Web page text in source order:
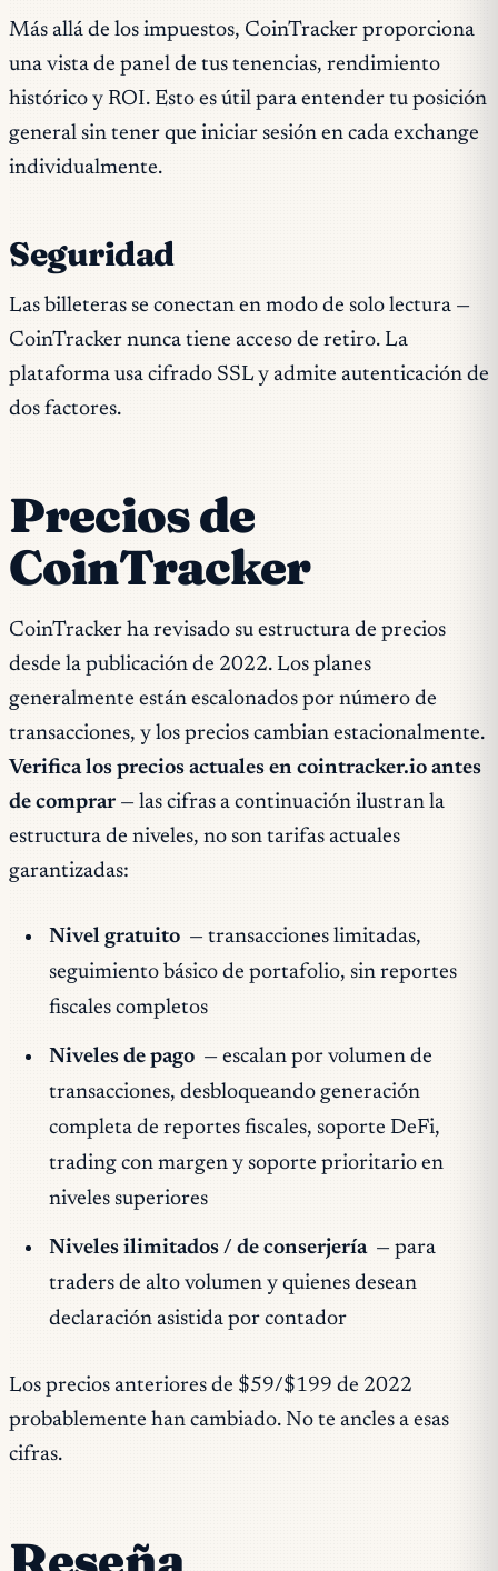
Más allá de los impuestos, CoinTracker proporciona
una vista de panel de tus tenencias, rendimiento
histórico y ROI. Esto es útil para entender tu posición
general sin tener que iniciar sesión en cada exchange
individualmente.
Seguridad
Las billeteras se conectan en modo de solo lectura —
CoinTracker nunca tiene acceso de retiro. La
plataforma usa cifrado SSL y admite autenticación de
dos factores.
Precios de
CoinTracker
CoinTracker ha revisado su estructura de precios
desde la publicación de 2022. Los planes
generalmente están escalonados por número de
transacciones, y los precios cambian estacionalmente.
Verifica los precios actuales en cointracker.io antes
de comprar — las cifras a continuación ilustran la
estructura de niveles, no son tarifas actuales
garantizadas:
Nivel gratuito — transacciones limitadas,
seguimiento básico de portafolio, sin reportes
fiscales completos
Niveles de pago — escalan por volumen de
transacciones, desbloqueando generación
completa de reportes fiscales, soporte DeFi,
trading con margen y soporte prioritario en
niveles superiores
Niveles ilimitados / de conserjería — para
traders de alto volumen y quienes desean
declaración asistida por contador
Los precios anteriores de $59/$199 de 2022
probablemente han cambiado. No te ancles a esas
cifras.